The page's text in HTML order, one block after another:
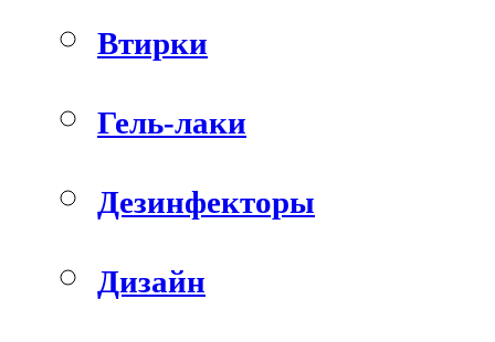
Втирки
Гель-лаки
Дезинфекторы
Дизайн